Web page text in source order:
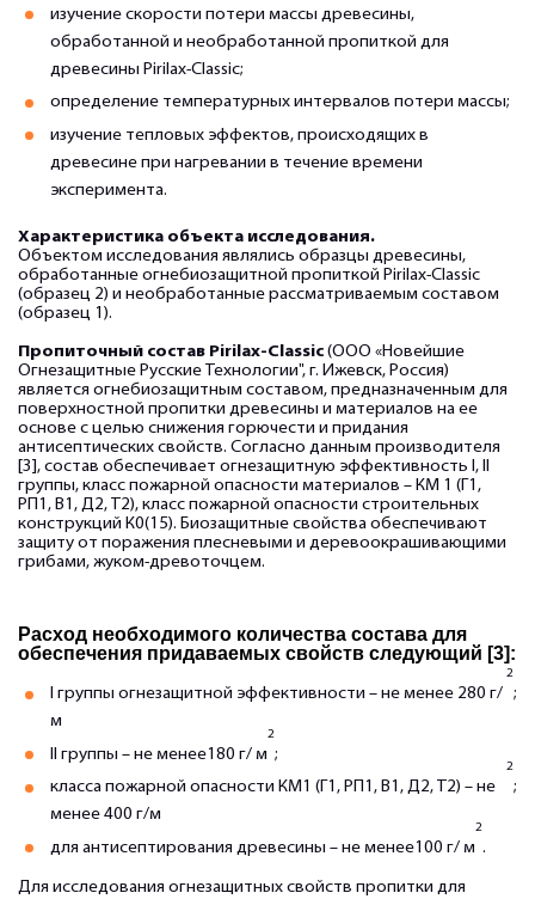
изучение скорости потери массы древесины,
обработанной и необработанной пропиткой для
древесины Pirilax-Classic;
определение температурных интервалов потери массы;
изучение тепловых эффектов, происходящих в
древесине при нагревании в течение времени
эксперимента.
Характеристика объекта исследования.
Объектом исследования являлись образцы древесины,
обработанные огнебиозащитной пропиткой Pirilax-Classic
(образец 2) и необработанные рассматриваемым составом
(образец 1).
Пропиточный состав Pirilax-Classic (ООО «Новейшие
Огнезащитные Русские Технологии", г. Ижевск, Россия)
является огнебиозащитным составом, предназначенным для
поверхностной пропитки древесины и материалов на ее
основе с целью снижения горючести и придания
антисептических свойств. Согласно данным производителя
[3], состав обеспечивает огнезащитную эффективность I, II
группы, класс пожарной опасности материалов – КМ 1 (Г1,
РП1, В1, Д2, Т2), класс пожарной опасности строительных
конструкций К0(15). Биозащитные свойства обеспечивают
защиту от поражения плесневыми и деревоокрашивающими
грибами, жуком-древоточцем.
Расход необходимого количества состава для
обеспечения придаваемых свойств следующий [3]:
I группы огнезащитной эффективности – не менее 280 г/
м
2
;
II группы – не менее180 г/ м
2
;
класса пожарной опасности КМ1 (Г1, РП1, В1, Д2, Т2) – не
менее 400 г/м
2
;
для антисептирования древесины – не менее100 г/ м
2
.
Для исследования огнезащитных свойств пропитки для